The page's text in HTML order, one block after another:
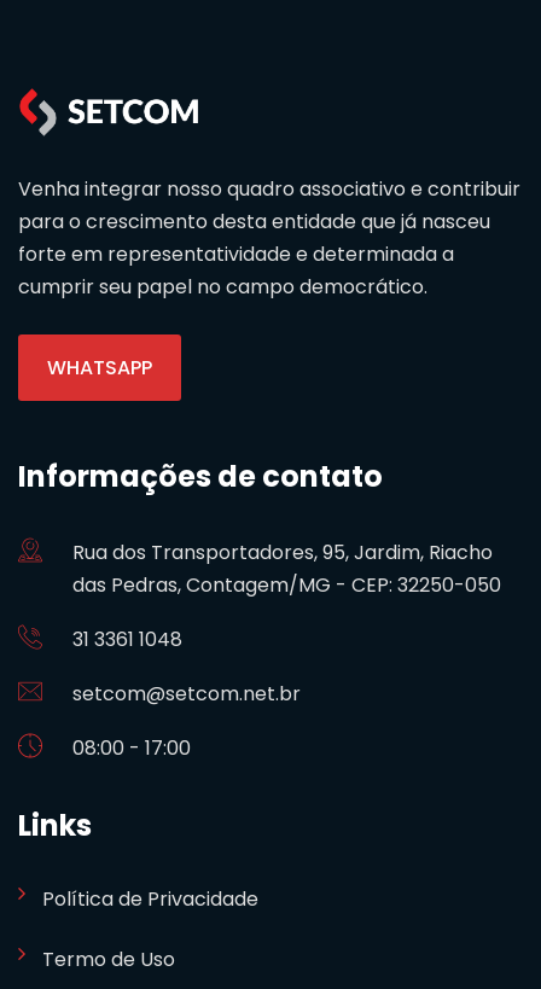
Venha integrar nosso quadro associativo e contribuir
para o crescimento desta entidade que já nasceu
forte em representatividade e determinada a
cumprir seu papel no campo democrático.
WHATSAPP
Informações de contato
Rua dos Transportadores, 95, Jardim, Riacho
das Pedras, Contagem/MG - CEP: 32250-050
31 3361 1048
setcom@setcom.net.br
08:00 - 17:00
Links
Política de Privacidade
Termo de Uso